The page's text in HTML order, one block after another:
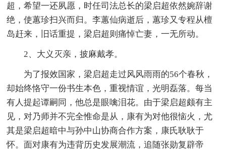
超，希望一还夙愿，时任司法总长的梁启超依然婉辞谢
绝，使蕙珍扫兴而归。李蕙仙病逝后，蕙珍又专程从檀
岛赶来，旧话重提，梁启超则痛悼亡妻，一无所动。
2、大义灭亲，披麻戴孝。
为了报效国家，梁启超走过风风雨雨的56个春秋，
却始终恪守一份书生本色，重视情谊，光明磊落。每当
有人提起谭嗣同，他总是眼噙泪花。由于梁启超颇有主
见，对乃师并不完全惟命是从，康有为对他很恼火，尤
其是梁启超暗中与孙中山协商合作方案，康氏耿耿于
怀。面对康有为违背历史发展潮流，追随张勋复辟帝